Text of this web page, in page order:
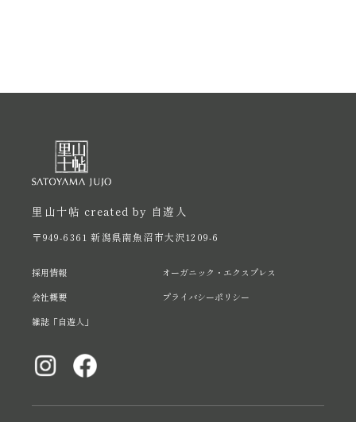
里山十帖 created by 自遊人
〒949-6361 新潟県南魚沼市大沢1209-6
採用情報
会社概要
雑誌「自遊人」
オーガニック・エクスプレス
プライバシーポリシー